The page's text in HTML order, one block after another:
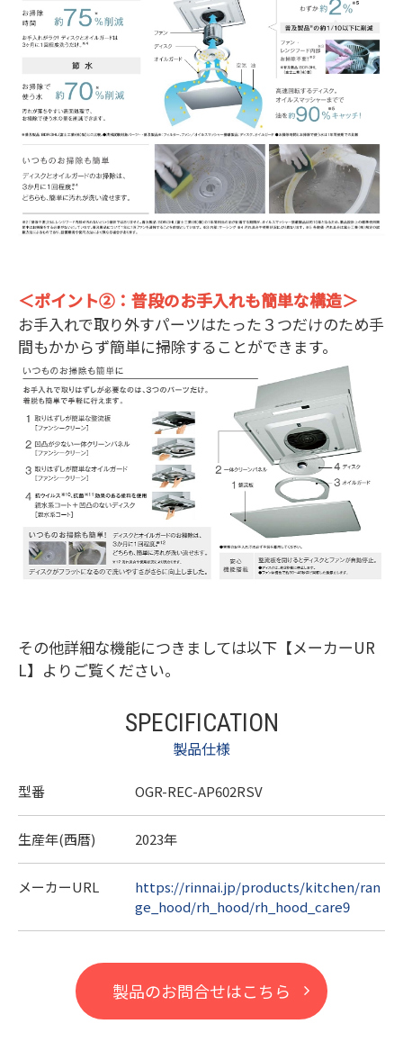
＜ポイント②：普段のお手入れも簡単な構造＞
お手入れで取り外すパーツはたった３つだけのため手
間もかからず簡単に掃除することができます。
その他詳細な機能につきましては以下【メーカーUR
L】よりご覧ください。
SPECIFICATION
製品仕様
型番 OGR-REC-AP602RSV
生産年(西暦) 2023年
メーカーURL
https://rinnai.jp/products/kitchen/ran
ge_hood/rh_hood/rh_hood_care9
製品のお問合せはこちら